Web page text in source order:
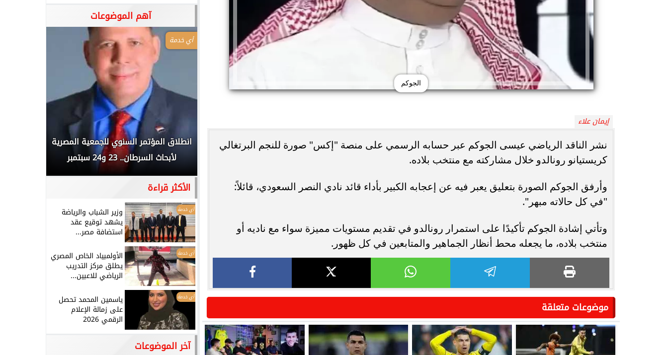
الجوكم
إيمان علاء
نشر الناقد الرياضي عيسى الجوكم عبر حسابه الرسمي على منصة "إكس" صورة للنجم البرتغالي
كريستيانو رونالدو خلال مشاركته مع منتخب بلاده.
وأرفق الجوكم الصورة بتعليق يعبر فيه عن إعجابه الكبير بأداء قائد نادي النصر السعودي، قائلاً:
"في كل حالاته مبهر".
وتأتي إشادة الجوكم تأكيدًا على استمرار رونالدو في تقديم مستويات مميزة سواء مع ناديه أو
منتخب بلاده، ما يجعله محط أنظار الجماهير والمتابعين في كل ظهور.
موضوعات متعلقة
آهم الموضوعات
انغام تختار جدة محطة اولى لتدشين
البومها
مصر تكتب التاريخ.. فريق “حلم” يفوز بكأس
بطولة Genuine Cup العالمية لكرة...
أوبو تطلق سلسلة رينو 16 في المملكة
أي خدمة
انطلاق المؤتمر السنوي للجمعية المصرية
لأبحاث السرطان.. 23 و24 سبتمبر
الأكثر قراءة
أي خدمة وزير الشباب والرياضة
يشهد توقيع عقد
استضافة مصر...
أي خدمة الأولمبياد الخاص المصري
يطلق مركز التدريب
الرياضي للاعبين...
أي خدمة ياسمين المحمد تحصل
على زمالة الإعلام
الرقمي 2026
آخر الموضوعات